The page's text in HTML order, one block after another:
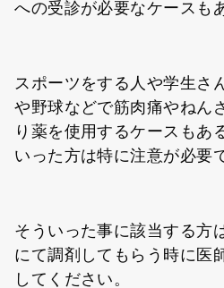
への受診が必要なケースも
スポーツをする人や学生さ
や野球などで筋肉痛やねん
り薬を使用するケースもあ
いった方は特に注意が必要
そういった事に該当する方
にて調剤してもらう時に医
してください。